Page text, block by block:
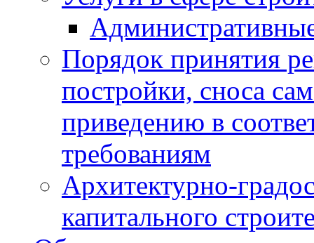
Порядок принятия
постройки, сноса
приведению в
требованиям
Архитектурно-
капитального